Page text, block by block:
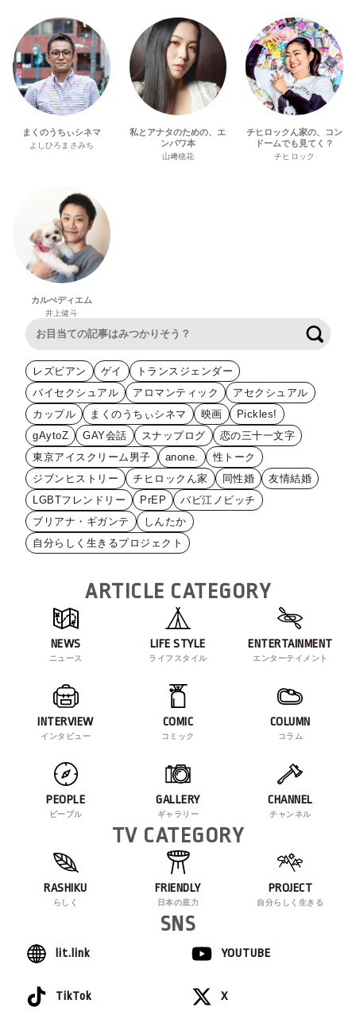
まくのうちぃシネマ
よしひろまさみち
私とアナタのための、エ
ンパワ本
山﨑穂花
チヒロックん家の、コン
ドームでも見てく？
チヒロック
カルぺディエム
井上健斗
レズビアン ゲイ
トランスジェンダー
バイセクシュアル
アロマンティック
アセクシュアル
カップル
まくのうちぃシネマ 映画
Pickles!
gAytoZ
GAY会話 スナップログ
恋の三十一文字
東京アイスクリーム男子
anone.
性トーク
ジブンヒストリー
チヒロックん家 同性婚
友情結婚
LGBTフレンドリー
PrEP
バビ江ノビッチ
ブリアナ・ギガンテ
しんたか
自分らしく生きるプロジェクト
ARTICLE CATEGORY
NEWS
ニュース
LIFE STYLE
ライフスタイル
ENTERTAINMENT
エンターテイメント
INTERVIEW
インタビュー
COMIC
コミック
COLUMN
コラム
PEOPLE
ピープル
GALLERY
ギャラリー
CHANNEL
チャンネル
TV CATEGORY
RASHIKU
らしく
FRIENDLY
日本の底力
PROJECT
自分らしく生きる
SNS
lit.link YOUTUBE
TikTok X